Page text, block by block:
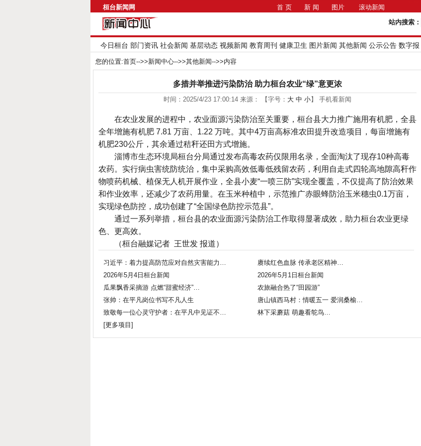
桓台新闻网 首 页 新 闻 图片
滚动新闻
站内搜索：
今日桓台 部门资讯 社会新闻 基层动态 视频新闻 教育周刊 健康卫生 图片新闻 其他新闻 公示公告 数字报
您的位置:首页-->>新闻中心-->>其他新闻-->>内容
多措并举推进污染防治 助力桓台农业“绿”意更浓
时间：2025/4/23 17:00:14 来源： 【字号： 大 中 小】 手机看新闻
在农业发展的进程中，农业面源污染防治至关重要，桓台县大力推广施用有机肥，全县
全年增施有机肥 7.81 万亩、1.22 万吨。其中4万亩高标准农田提升改造项目，每亩增施有
机肥230公斤，其余通过秸秆还田方式增施。
淄博市生态环境局桓台分局通过发布高毒农药仅限用名录，全面淘汰了现存10种高毒
农药。实行病虫害统防统治，集中采购高效低毒低残留农药，利用自走式四轮高地隙高秆作
物喷药机械、植保无人机开展作业，全县小麦“一喷三防”实现全覆盖，不仅提高了防治效果
和作业效率，还减少了农药用量。在玉米种植中，示范推广赤眼蜂防治玉米穗虫0.1万亩，
实现绿色防控，成功创建了“全国绿色防控示范县”。
通过一系列举措，桓台县的农业面源污染防治工作取得显著成效，助力桓台农业更绿
色、更高效。
（桓台融媒记者 王世发 报道）
习近平：着力提高防范应对自然灾害能力…
赓续红色血脉 传承老区精神…
2026年5月4日桓台新闻
2026年5月1日桓台新闻
瓜果飘香采摘游 点燃“甜蜜经济”…
农旅融合热了“田园游”
张帅：在平凡岗位书写不凡人生
唐山镇西马村：情暖五一 爱润桑榆…
致敬每一位心灵守护者：在平凡中见证不…
林下采蘑菇 萌趣看鸵鸟…
[更多项目 ]